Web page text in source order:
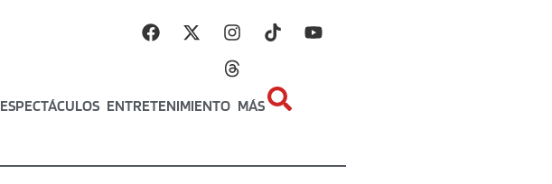
ESPECTÁCULOS ENTRETENIMIENTO MÁS